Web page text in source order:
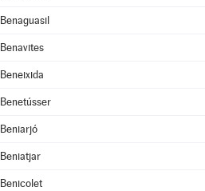
Benaguasil
Benavites
Beneixida
Benetússer
Beniarjó
Beniatjar
Benicolet